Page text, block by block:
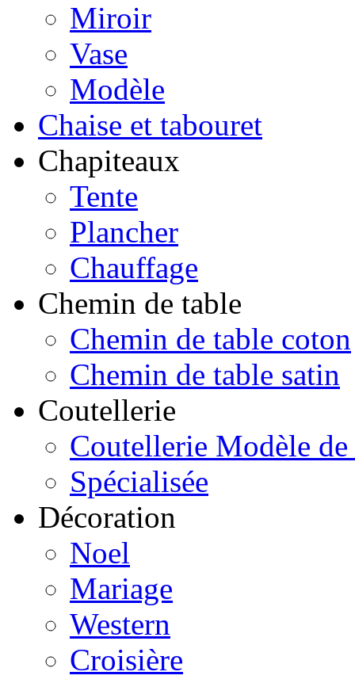
Miroir
Vase
Modèle
Chaise et tabouret
Chapiteaux
Tente
Plancher
Chauffage
Chemin de table
Chemin de table coton
Chemin de table satin
Coutellerie
Coutellerie Modèle de
Spécialisée
Décoration
Noel
Mariage
Western
Croisière